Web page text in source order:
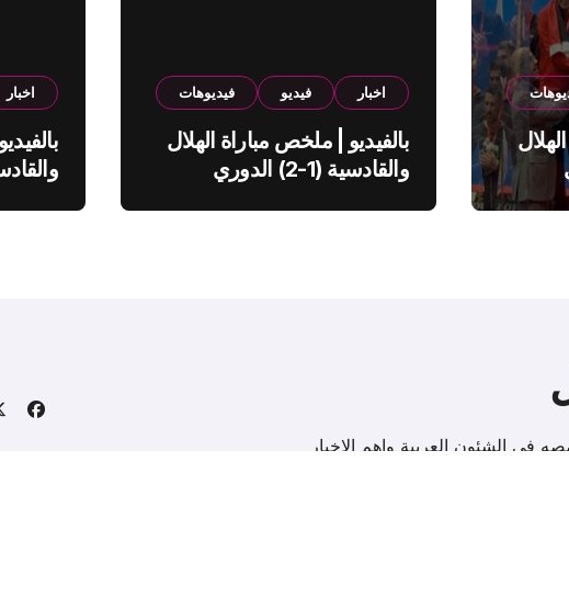
اخبار فيديو فيديوهات
بالفيديو | ملخص مباراة الهلال
والقادسية (1-2) الدوري
اخبار
فى الشئون العربية واهم الاخبار